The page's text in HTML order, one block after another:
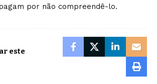
por não compreendê-lo.
este